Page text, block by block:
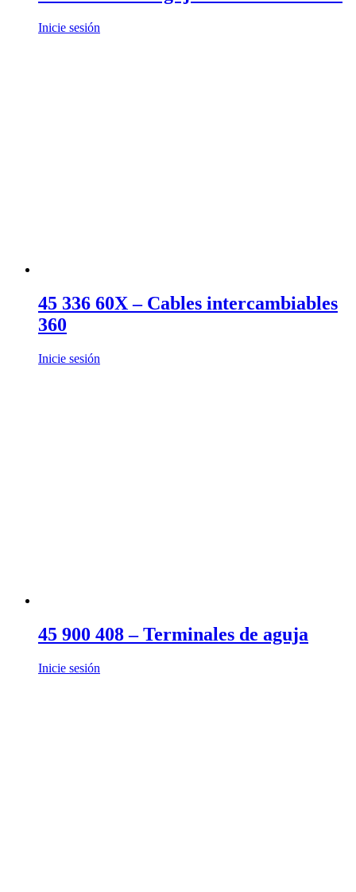
Inicie sesión
45 336 60X – Cables intercambiables
360
Inicie sesión
45 900 408 – Terminales de aguja
Inicie sesión